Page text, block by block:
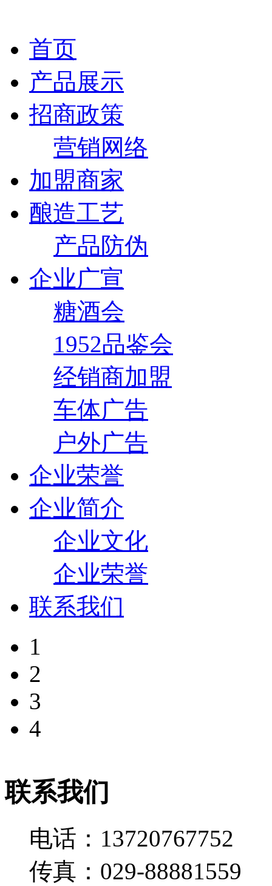
首页
产品展示
招商政策
营销网络
加盟商家
酿造工艺
产品防伪
企业广宣
糖酒会
1952品鉴会
经销商加盟
车体广告
户外广告
企业荣誉
企业简介
企业文化
企业荣誉
联系我们
1
2
3
4
联系我们
电话：13720767752
传真：029-88881559